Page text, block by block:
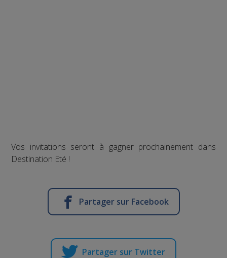
Vos invitations seront à gagner prochainement dans
Destination Eté !
Partager sur Facebook
Partager sur Twitter